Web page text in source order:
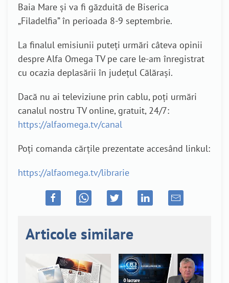
Baia Mare și va fi găzduită de Biserica
„Filadelfia” în perioada 8-9 septembrie.
La finalul emisiunii puteți urmări câteva opinii
despre Alfa Omega TV pe care le-am înregistrat
cu ocazia deplasării în județul Călărași.
Dacă nu ai televiziune prin cablu, poți urmări
canalul nostru TV online, gratuit, 24/7:
https://alfaomega.tv/canal
Poți comanda cărțile prezentate accesând linkul:
https://alfaomega.tv/librarie
Articole similare